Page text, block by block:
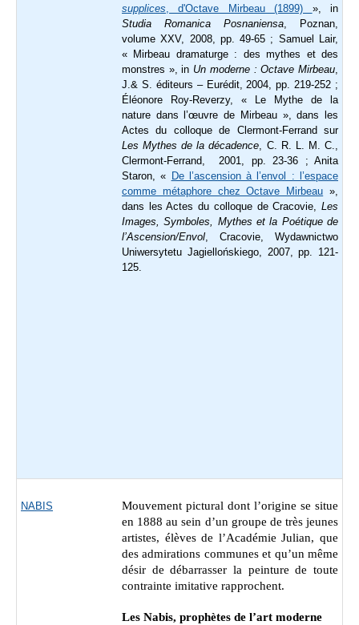
supplices , d'Octave Mirbeau (1899) », in
Studia Romanica Posnaniensa , Poznan,
volume XXV, 2008, pp. 49-65 ; Samuel Lair,
« Mirbeau dramaturge : des mythes et des
monstres », in Un moderne : Octave Mirbeau
J.& S. éditeurs – Eurédit, 2004, pp. 219-252 ;
Éléonore Roy-Reverzy, « Le Mythe de la
nature dans l’œuvre de Mirbeau », dans les
Actes du colloque de Clermont-Ferrand sur
Les Mythes de la décadence , C. R. L. M. C.,
Clermont-Ferrand, 2001, pp. 23-36 ; Anita
Staron, « De l’ascension à l’envol : l’espace
comme métaphore chez Octave Mirbeau »,
dans les Actes du colloque de Cracovie, Les
Images, Symboles, Mythes et la Poétique de
l’Ascension/Envol , Cracovie, Wydawnictwo
Uniwersytetu Jagiellońskiego, 2007, pp. 121-
125.
NABIS
Mouvement pictural dont l’origine se situe
en 1888 au sein d’un groupe de très jeunes
artistes, élèves de l’Académie Julian, que
des admirations communes et qu’un même
désir de débarrasser la peinture de toute
contrainte imitative rapprochent.
Les Nabis, prophètes de l’art moderne